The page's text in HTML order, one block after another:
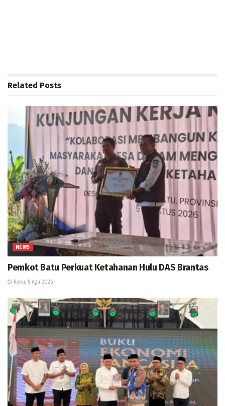
Related Posts
NEWS
Pemkot Batu Perkuat Ketahanan Hulu DAS Brantas
Rabu, 5 Agu 2026